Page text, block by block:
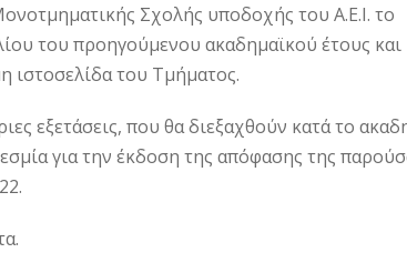
Σχολής υποδοχής του Α.Ε.Ι. το
του προηγούμενου ακαδημαϊκού έτους και
ιστοσελίδα του Τμήματος.
εξετάσεις, που θα διεξαχθούν κατά το
για την έκδοση της απόφασης της